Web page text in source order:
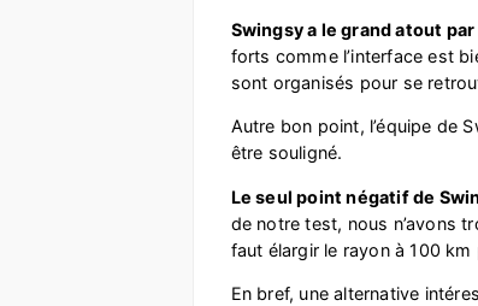
Swingsy a le grand atout
forts comme l’interface est
sont organisés pour se
Autre bon point, l’équipe de
être souligné.
Le seul point négatif de
de notre test, nous n’avons
faut élargir le rayon à 100
En bref, une alternative